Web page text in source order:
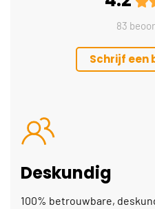
83
Schrijf een
Deskundig
100% betrouwbare,